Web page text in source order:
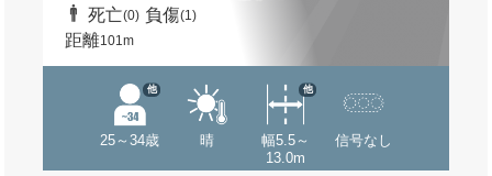
死亡(0) 負傷(1)
距離101m
25～34歳
他
晴
幅5.5～
13.0m
他
信号なし